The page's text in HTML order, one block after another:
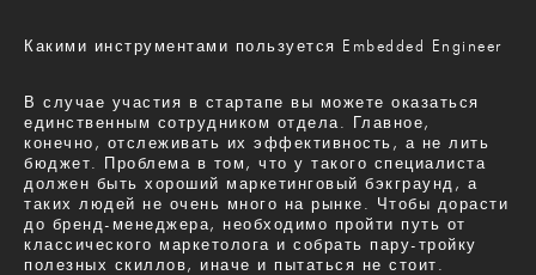
Какими инструментами пользуется Embedded Engineer
В случае участия в стартапе вы можете оказаться
единственным сотрудником отдела. Главное,
конечно, отслеживать их эффективность, а не лить
бюджет. Проблема в том, что у такого специалиста
должен быть хороший маркетинговый бэкграунд, а
таких людей не очень много на рынке. Чтобы дорасти
до бренд-менеджера, необходимо пройти путь от
классического маркетолога и собрать пару-тройку
полезных скиллов, иначе и пытаться не стоит.